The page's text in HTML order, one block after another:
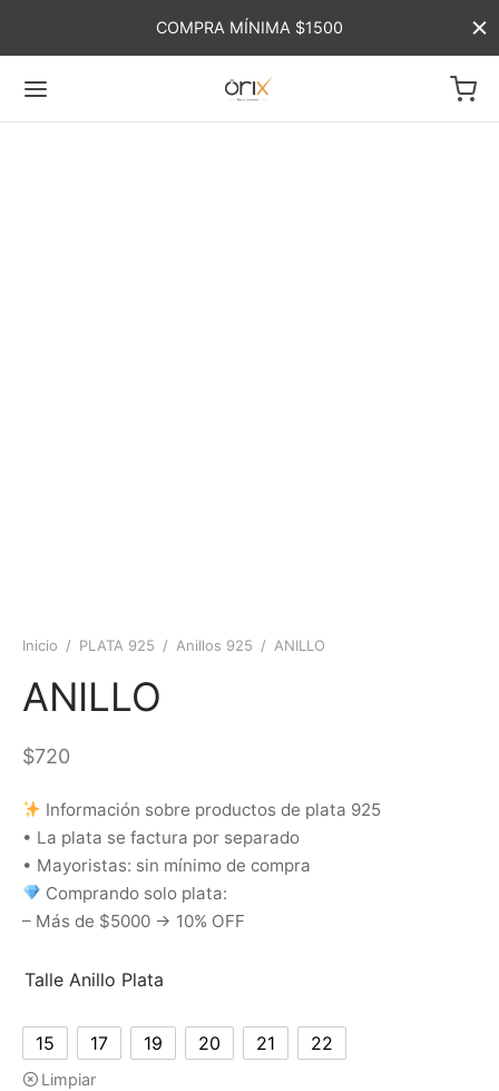
COMPRA MÍNIMA $1500
Inicio / PLATA 925 / Anillos 925 / ANILLO
ANILLO
$720
Información sobre productos de plata 925
• La plata se factura por separado
• Mayoristas: sin mínimo de compra
Comprando solo plata:
– Más de $5000 → 10% OFF
Talle Anillo Plata
15 17 19 20 21 22
Limpiar